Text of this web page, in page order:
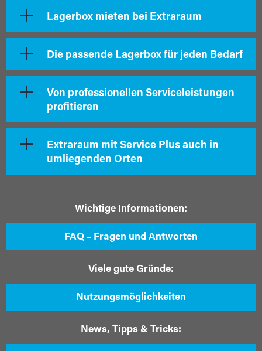
Lagerbox mieten bei Extraraum
Die passende Lagerbox für jeden Bedarf
Von professionellen Serviceleistungen
profitieren
Extraraum mit Service Plus auch in
umliegenden Orten
Wichtige Informationen:
FAQ – Fragen und Antworten
Viele gute Gründe:
Nutzungsmöglichkeiten
News, Tipps & Tricks: